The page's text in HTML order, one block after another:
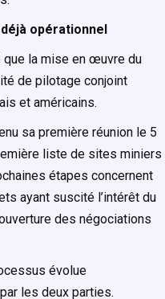
opérationnel
la mise en œuvre du
de pilotage conjoint
et américains.
sa première réunion le 5
liste de sites miniers
étapes concernent
ayant suscité l’intérêt du
des négociations
évolue
les deux parties.